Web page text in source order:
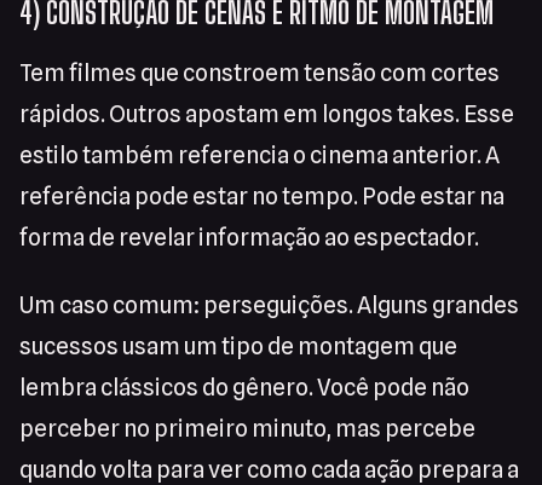
4) CONSTRUÇÃO DE CENAS E RITMO DE MONTAGEM
Tem filmes que constroem tensão com cortes
rápidos. Outros apostam em longos takes. Esse
estilo também referencia o cinema anterior. A
referência pode estar no tempo. Pode estar na
forma de revelar informação ao espectador.
Um caso comum: perseguições. Alguns grandes
sucessos usam um tipo de montagem que
lembra clássicos do gênero. Você pode não
perceber no primeiro minuto, mas percebe
quando volta para ver como cada ação prepara a